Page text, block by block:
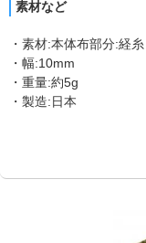
素材など
・素材:本体布部分:経
・幅:10mm
・重量:約5g
・製造:日本